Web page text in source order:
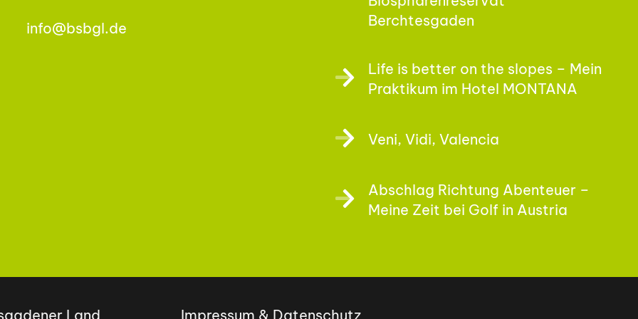
info@bsbgl.de
Berchtesgaden
Life is better on the slopes – Mein
Praktikum im Hotel MONTANA
Veni, Vidi, Valencia
Abschlag Richtung Abenteuer –
Meine Zeit bei Golf in Austria
Land Impressum & Datenschutz